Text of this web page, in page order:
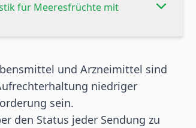
für Meeresfrüchte mit
und Arzneimittel sind
niedriger
sein.
den Status jeder Sendung zu